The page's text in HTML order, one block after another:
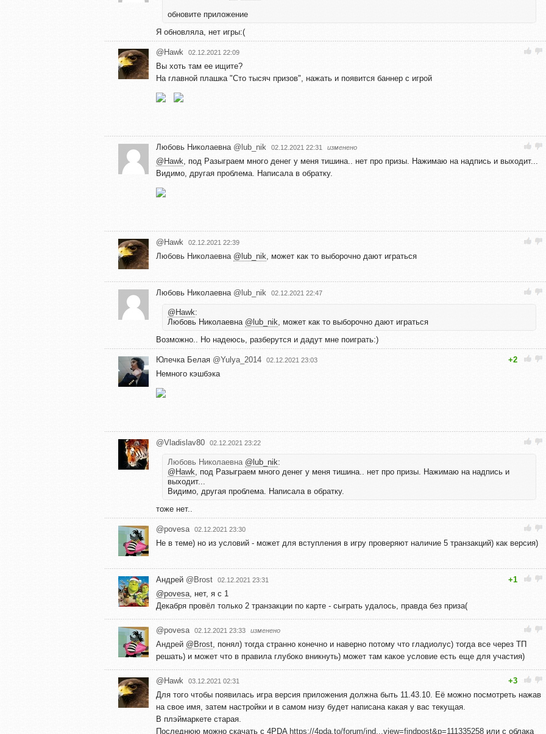
обновите приложение
Я обновляла, нет игры:(
@Hawk 02.12.2021 22:09
Вы хоть там ее ищите?
На главной плашка "Сто тысяч призов", нажать и появится баннер с игрой
Любовь Николаевна @lub_nik 02.12.2021 22:31 изменено
@Hawk , под Разыграем много денег у меня тишина.. нет про призы. Нажимаю на надпись и выходит...
Видимо, другая проблема. Написала в обратку.
@Hawk 02.12.2021 22:39
Любовь Николаевна @lub_nik , может как то выборочно дают играться
Любовь Николаевна @lub_nik 02.12.2021 22:47
@Hawk:
Любовь Николаевна @lub_nik , может как то выборочно дают играться
Возможно.. Но надеюсь, разберутся и дадут мне поиграть:)
Юлечка Белая @Yulya_2014 02.12.2021 23:03
+2
Немного кэшбэка
@Vladislav80 02.12.2021 23:22
Любовь Николаевна @lub_nik:
@Hawk , под Разыграем много денег у меня тишина.. нет про призы. Нажимаю на надпись и
выходит...
Видимо, другая проблема. Написала в обратку.
тоже нет..
@povesa 02.12.2021 23:30
Не в теме) но из условий - может для вступления в игру проверяют наличие 5 транзакций) как версия)
Андрей @Brost 02.12.2021 23:31
+1
@povesa , нет, я с 1
Декабря провёл только 2 транзакции по карте - сыграть удалось, правда без приза(
@povesa 02.12.2021 23:33 изменено
Андрей @Brost , понял) тогда странно конечно и наверно потому что гладиолус) тогда все через ТП
решать) и может что в правила глубоко вникнуть) может там какое условие есть еще для участия)
@Hawk 03.12.2021 02:31
+3
Для того чтобы появилась игра версия приложения должна быть 11.43.10. Её можно посмотреть нажав
на свое имя, затем настройки и в самом низу будет написана какая у вас текущая.
В плэймаркете старая.
Последнюю можно скачать с 4PDA https://4pda.to/forum/ind...view=findpost&p=111335258 или с облака